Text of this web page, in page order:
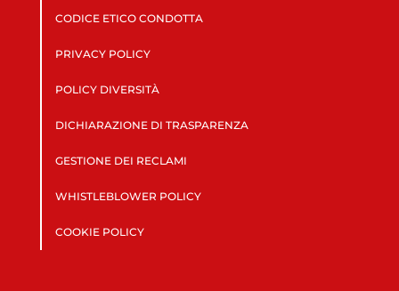
CODICE ETICO CONDOTTA
PRIVACY POLICY
POLICY DIVERSITÀ
DICHIARAZIONE DI TRASPARENZA
GESTIONE DEI RECLAMI
WHISTLEBLOWER POLICY
COOKIE POLICY